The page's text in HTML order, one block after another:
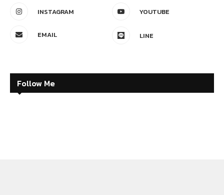
INSTAGRAM YOUTUBE
EMAIL LINE
Follow Me